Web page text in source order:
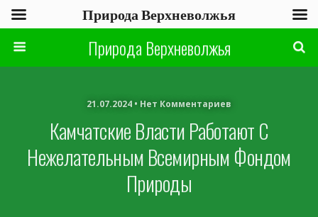
Природа Верхневолжья
21.07.2024 • Нет Комментариев
Камчатские Власти Работают С
Нежелательным Всемирным Фондом
Природы
Природа Верхневолжья